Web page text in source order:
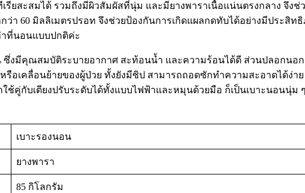
รียสะสมได้ รวมถึงมีผิวสัมผัสที่นุ่ม และมียางพาราเนื้อแน่นตรงกลาง จึงช่
ว่า 60 มิลลิเมตรปรอท จึงช่วยป้องกันการเกิดแผลกดทับได้อย่างมีประสิท
าที่นอนแบบปกติค่ะ
งมีคุณสมบัติระบายอากาศ สะท้อนน้ำ และความร้อนได้ดี ส่วนปลอกนอ
อเคลื่อนย้ายของผู้ป่วย ทั้งยังมีซิป สามารถถอดซักทำความสะอาดได้ง่าย
ช้คู่กับเตียงปรับระดับได้ทั้งแบบไฟฟ้าและหมุนด้วยมือ ก็เป็นเบาะนอนนุ่ม
เบาะรองนอน
ยางพารา
85 กิโลกรัม